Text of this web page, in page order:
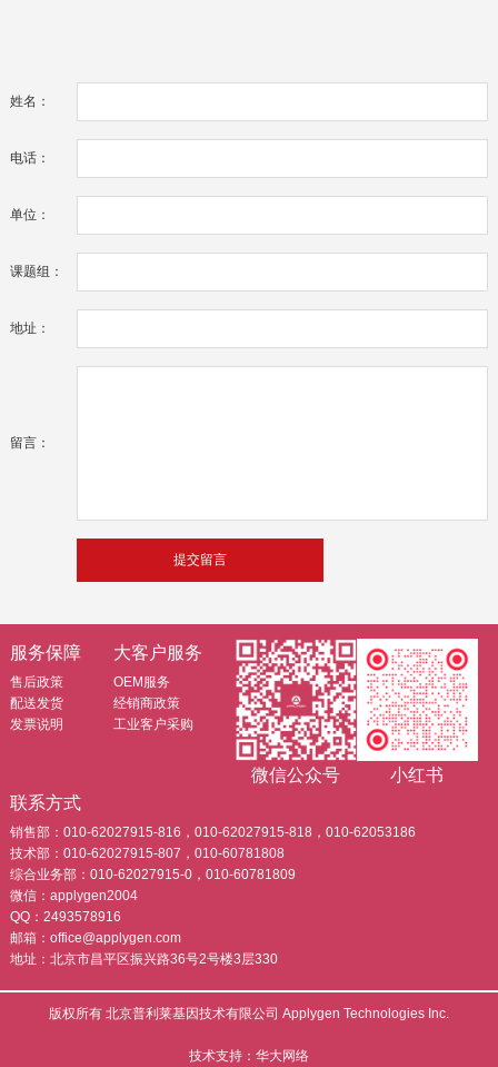
姓名：
电话：
单位：
课题组：
地址：
留言：
服务保障
售后政策
配送发货
发票说明
大客户服务
OEM服务
经销商政策
工业客户采购
微信公众号
小红书
联系方式
销售部：010-62027915-816，010-62027915-818，010-62053186
技术部：010-62027915-807，010-60781808
综合业务部：010-62027915-0，010-60781809
微信：applygen2004
QQ：2493578916
邮箱：office@applygen.com
地址：北京市昌平区振兴路36号2号楼3层330
版权所有 北京普利莱基因技术有限公司 Applygen Technologies Inc.
技术支持：华大网络